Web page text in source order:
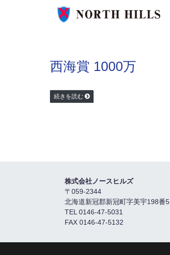
西海賞 1000万
続きを読む
株式会社ノースヒルズ
〒059-2344
北海道新冠郡新冠町字美宇198番5
TEL 0146-47-5031
FAX 0146-47-5132